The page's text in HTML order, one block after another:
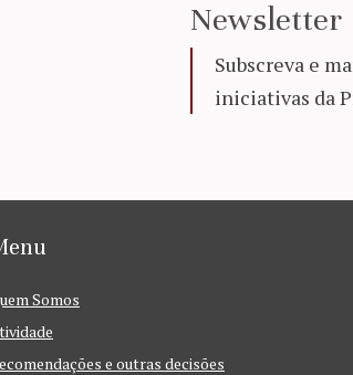
Newsletter
Subscreva e
iniciativas da
Somos
e outras decisões